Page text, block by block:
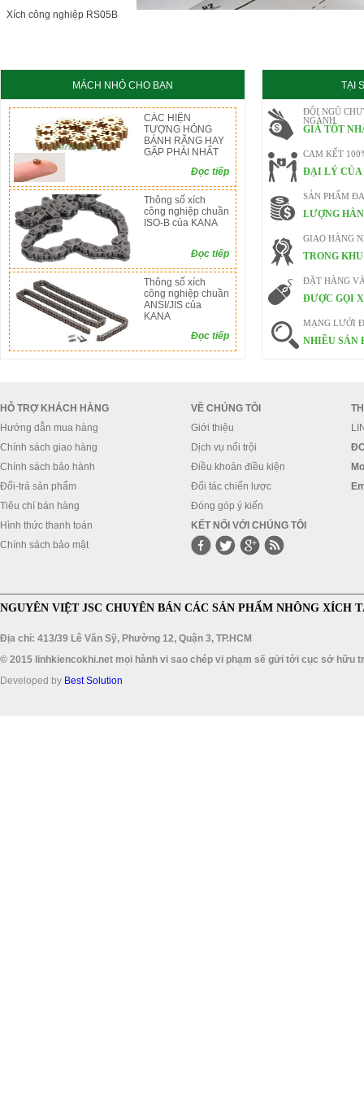
Xích công nghiệp RS05B
MÁCH NHỎ CHO BẠN
CÁC HIỆN
TƯỢNG HỎNG
BÁNH RĂNG HAY
GẶP PHẢI NHẤT
Đọc tiếp
Thông số xích
công nghiệp chuần
ISO-B của KANA
Đọc tiếp
Thông số xích
công nghiệp chuần
ANSI/JIS của
KANA
Đọc tiếp
TẠI
ĐỘI NGŨ
NGÀNH
GIÁ TỐT
CAM KẾT
ĐẠI LÝ CỦA
SẢN PHẨM
LƯỢNG
GIAO HÀNG
TRONG
ĐẶT HÀNG
ĐƯỢC GỌI
MẠNG LƯỚI
NHIỀU SẢN
HỖ TRỢ KHÁCH HÀNG
Hướng dẫn mua hàng
Chính sách giao hàng
Chính sách bảo hành
Đổi-trả sản phẩm
Tiêu chí bán hàng
Hình thức thanh toán
Chính sách bảo mật
VỀ CHÚNG TÔI
Giới thiệu
Dịch vụ nổi trội
Điều khoản điều kiện
Đối tác chiến lược
Đóng góp ý kiến
KẾT NỐI VỚI CHÚNG TÔI
NGUYÊN VIỆT JSC CHUYÊN BÁN CÁC SẢN PHẨM NHÔNG XÍCH
Địa chỉ: 413/39 Lê Văn Sỹ, Phường 12, Quận 3, TP.HCM
© 2015 linhkiencokhi.net mọi hành vi sao chép vi phạm sẽ gửi tới cục sở hữu
Developed by Best Solution